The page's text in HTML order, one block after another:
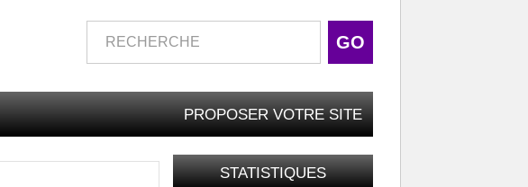
PROPOSER VOTRE SITE
STATISTIQUES